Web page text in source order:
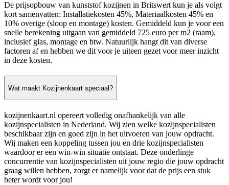
De prijsopbouw van kunststof kozijnen in Britswert kun je als volgt
kort samenvatten: Installatiekosten 45%, Materiaalkosten 45% en
10% overige (sloop en montage) kosten. Gemiddeld kun je voor een
snelle berekening uitgaan van gemiddeld 725 euro per m2 (raam),
inclusief glas, montage en btw. Natuurlijk hangt dit van diverse
factoren af en hebben we dit voor je uiteen gezet voor meer inzicht
in deze kosten.
Wat maakt Kozijnenkaart speciaal?
kozijnenkaart.nl opereert volledig onafhankelijk van alle
kozijnspecialisten in Nederland. Wij zien welke kozijnspecialisten
beschikbaar zijn en goed zijn in het uitvoeren van jouw opdracht.
Wij maken een koppeling tussen jou en drie kozijnspecialisten
waardoor er een win-win situatie ontstaat. Deze onderlinge
concurrentie van kozijnspecialisten uit jouw regio die jouw opdracht
graag willen hebben, zorgt er namelijk voor dat de prijs een stuk
beter wordt voor jou!